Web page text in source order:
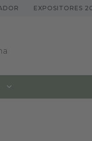
EXPOSITORES